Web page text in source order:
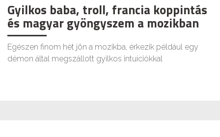
Gyilkos baba, troll, francia koppintás
és magyar gyöngyszem a mozikban
Egészen finom hét jön a mozikba, érkezik például egy
démon által megszállott gyilkos intuíciókkal